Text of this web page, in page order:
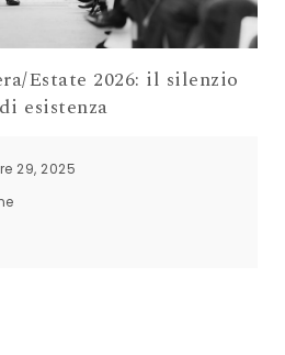
Estate 2026: il silenzio
esistenza
29, 2025